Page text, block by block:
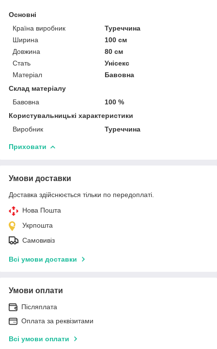
Основні
Країна виробник
Туреччина
Ширина
100 см
Довжина
80 см
Стать
Унісекс
Матеріал
Бавовна
Склад матеріалу
Бавовна
100 %
Користувальницькі характеристики
Виробник
Туреччина
Приховати
Умови доставки
Доставка здійснюється тільки по передоплаті.
Нова Пошта
Укрпошта
Самовивіз
Всі умови доставки
Умови оплати
Післяплата
Оплата за реквізитами
Всі умови оплати